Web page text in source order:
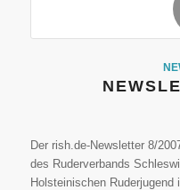
Der rish.de-Newsletter 8/
des Ruderverbands
Holsteinischen